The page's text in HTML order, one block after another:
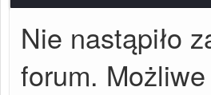
Nie nastąpiło
forum.